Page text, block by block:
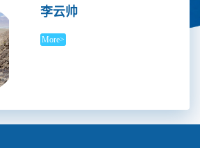
李云帅
More>